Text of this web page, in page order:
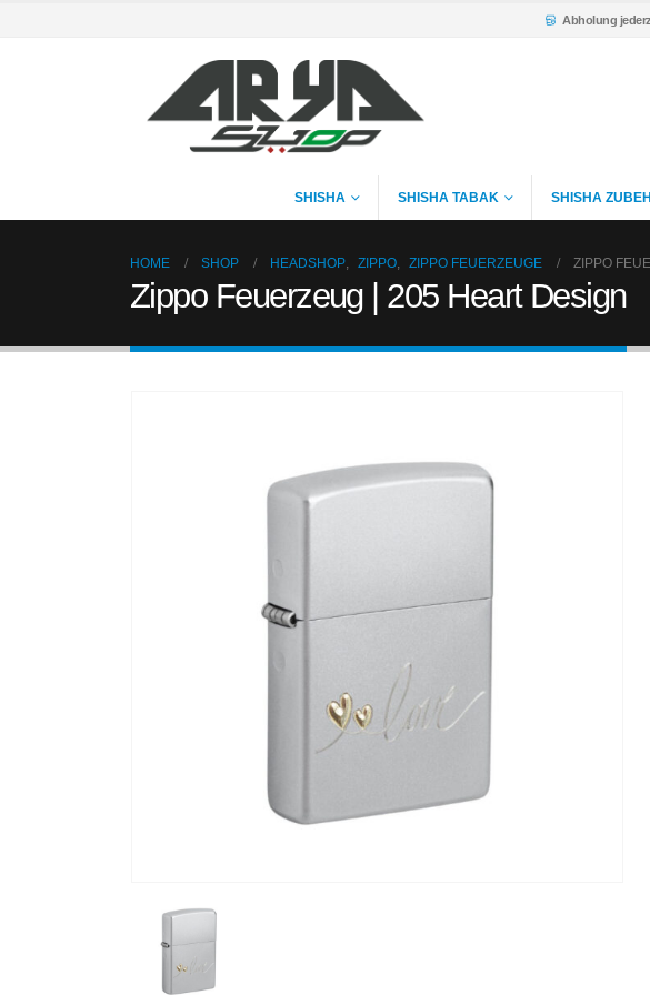
Abholung
SHISHA SHISHA TABAK SHISHA
HOME SHOP HEADSHOP ZIPPO ZIPPO FEUERZEUGE ZIPPO
Zippo Feuerzeug | 205 Heart Design